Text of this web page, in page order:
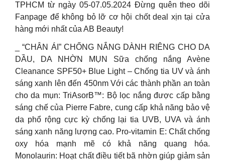
TPHCM từ ngày 05-07.05.2024 Đừng quên theo dõi
Fanpage để không bỏ lỡ cơ hội chốt deal xịn tại cửa
hàng mới nhất của AB Beauty!
_ “CHÂN ÁI” CHỐNG NẮNG DÀNH RIÊNG CHO DA
DẦU, DA NHỜN MỤN Sữa chống nắng Avène
Cleanance SPF50+ Blue Light – Chống tia UV và ánh
sáng xanh lên đến 450nm Với các thành phần an toàn
cho da mụn: TriAsorB™: Bộ lọc nắng được cấp bằng
sáng chế của Pierre Fabre, cung cấp khả năng bảo vệ
da phổ rộng cực kỳ chống lại tia UVB, UVA và ánh
sáng xanh năng lượng cao. Pro-vitamin E: Chất chống
oxy hóa mạnh mẽ có khả năng quang hóa.
Monolaurin: Hoạt chất điều tiết bã nhờn giúp giảm sản